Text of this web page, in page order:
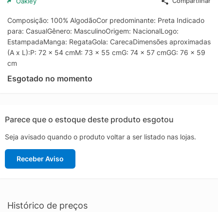
Composição: 100% AlgodãoCor predominante: Preta Indicado
para: CasualGênero: MasculinoOrigem: NacionalLogo:
EstampadaManga: RegataGola: CarecaDimensões aproximadas
(A x L):P: 72 x 54 cmM: 73 x 55 cmG: 74 x 57 cmGG: 76 x 59
cm
Esgotado no momento
Parece que o estoque deste produto esgotou
Seja avisado quando o produto voltar a ser listado nas lojas.
Receber Aviso
Histórico de preços